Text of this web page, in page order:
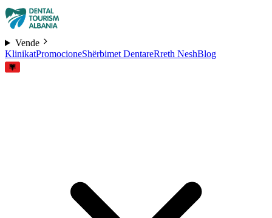
Vende
KlinikatPromocioneShërbimet DentareRreth NeshBlog